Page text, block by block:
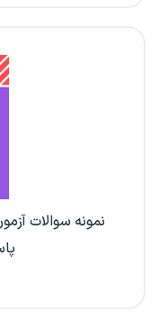
نمونه سوالات